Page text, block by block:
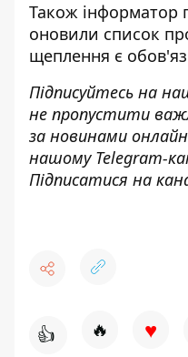
Також інформатор
оновили список
щеплення є
Підписуйтесь на
не пропустити
за новинами
нашому Telegram-
Підписатися на
👍 🔥 ♥